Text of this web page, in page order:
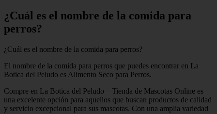
¿Cuál es el nombre de la comida para
perros?
¿Cuál es el nombre de la comida para perros?
El nombre de la comida para perros que puedes encontrar en La
Botica del Peludo es Alimento Seco para Perros.
Compre en La Botica del Peludo – Tienda de Mascotas Online es
una excelente opción para aquellos que buscan productos de calidad
y servicio excepcional para sus mascotas. Con una amplia variedad